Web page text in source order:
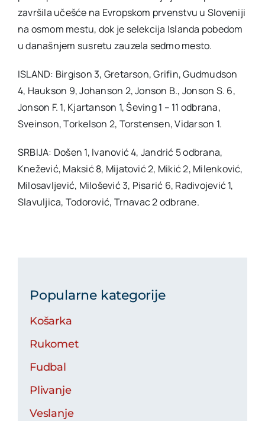
završila učešće na Evropskom prvenstvu u Sloveniji
na osmom mestu, dok je selekcija Islanda pobedom
u današnjem susretu zauzela sedmo mesto.
ISLAND: Birgison 3, Gretarson, Grifin, Gudmudson
4, Haukson 9, Johanson 2, Jonson B., Jonson S. 6,
Jonson F. 1, Kjartanson 1, Ševing 1 – 11 odbrana,
Sveinson, Torkelson 2, Torstensen, Vidarson 1.
SRBIJA: Došen 1, Ivanović 4, Jandrić 5 odbrana,
Knežević, Maksić 8, Mijatović 2, Mikić 2, Milenković,
Milosavljević, Milošević 3, Pisarić 6, Radivojević 1,
Slavuljica, Todorović, Trnavac 2 odbrane.
Popularne kategorije
Košarka
Rukomet
Fudbal
Plivanje
Veslanje